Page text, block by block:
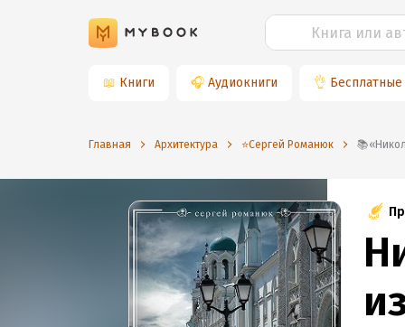
📖 Книги 🎧 Аудиокниги 👌 Бесплатные
Главная Архитектура ⭐️Сергей Романюк